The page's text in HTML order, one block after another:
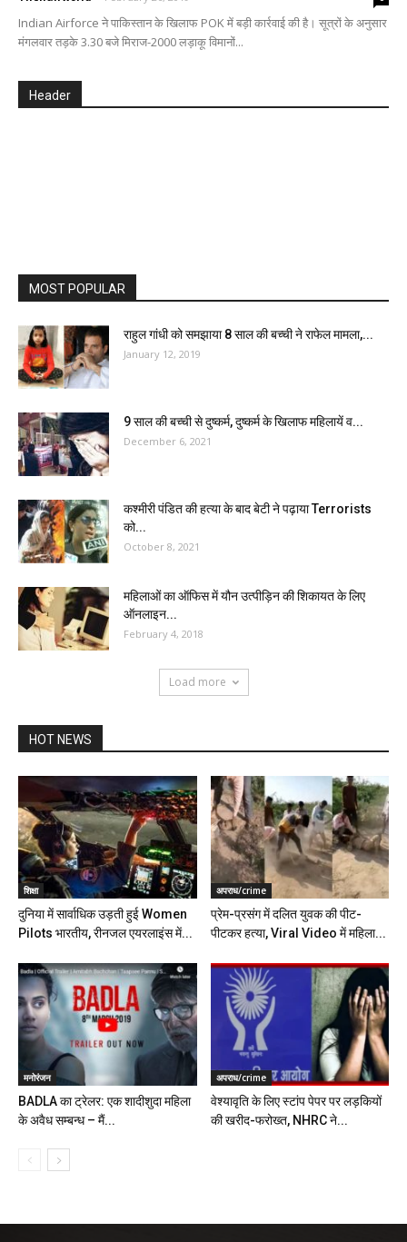
Indian Airforce ने पाकिस्तान के खिलाफ POK में बड़ी कार्रवाई की है। सूत्रों के अनुसार
मंगलवार तड़के 3.30 बजे मिराज-2000 लड़ाकू विमानों...
Header
MOST POPULAR
राहुल गांधी को समझाया 8 साल की बच्ची ने राफेल मामला,...
January 12, 2019
9 साल की बच्ची से दुष्कर्म, दुष्कर्म के खिलाफ महिलायें व...
December 6, 2021
कश्मीरी पंडित की हत्या के बाद बेटी ने पढ़ाया Terrorists
को...
October 8, 2021
महिलाओं का ऑफिस में यौन उत्पीड़िन की शिकायत के लिए
ऑनलाइन...
February 4, 2018
Load more
HOT NEWS
शिक्षा
दुनिया में सार्वाधिक उड़ती हुई Women
Pilots भारतीय, रीनजल एयरलाइंस में...
अपराध/crime
प्रेम-प्रसंग में दलित युवक की पीट-
पीटकर हत्या, Viral Video में महिला...
मनोरंजन
BADLA का ट्रेलर: एक शादीशुदा महिला
के अवैध सम्बन्ध – मैं...
अपराध/crime
वेश्यावृति के लिए स्टांप पेपर पर लड़कियों
की खरीद-फरोख्त, NHRC ने...